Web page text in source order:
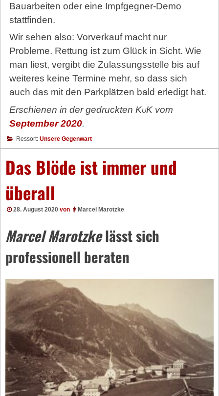
Bauarbeiten oder eine Impfgegner-Demo
stattfinden.
Wir sehen also: Vorverkauf macht nur
Probleme. Rettung ist zum Glück in Sicht. Wie
man liest, vergibt die Zulassungsstelle bis auf
weiteres keine Termine mehr, so dass sich
auch das mit den Parkplätzen bald erledigt hat.
Erschienen in der gedruckten KuKvom
September 2020.
Ressort: Unsere Gegenwart
Das Blöde ist immer und
überall
28. August 2020 von Marcel Marotzke
Marcel Marotzkelässt sich
professionell beraten